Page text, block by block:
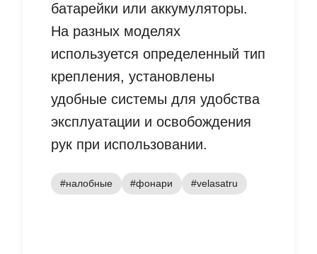
батарейки или аккумуляторы.
На разных моделях
используется определенный тип
крепления, установлены
удобные системы для удобства
эксплуатации и освобождения
рук при использовании.
#налобные #фонари #velasatru